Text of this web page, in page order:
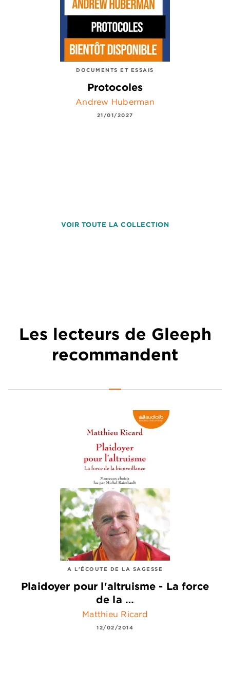
DOCUMENTS ET ESSAIS
Protocoles
Andrew Huberman
21/01/2027
VOIR TOUTE LA COLLECTION
Les lecteurs de Gleeph
recommandent
A L'ÉCOUTE DE LA SAGESSE
Plaidoyer pour l'altruisme - La force
de la …
Matthieu Ricard
12/02/2014